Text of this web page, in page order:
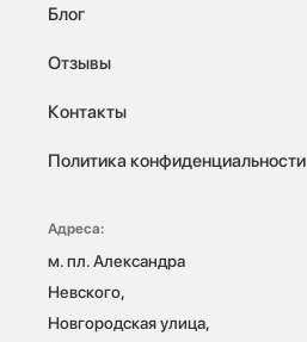
Блог
Отзывы
Контакты
Политика конфиденциальности
Адреса:
м. пл. Александра
Невского,
Новгородская улица,